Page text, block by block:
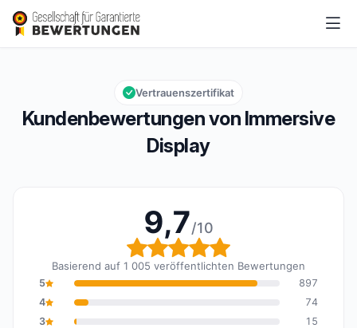
Immersive Display
Gesamtbewertung: 9,7 von 10
9,7/10
Kundenbewertungen von Immersive
Display
Vertrauenszertifikat
9,7/10
Gesamtbewertung: 9,7
Basierend auf 1 005 veröffentlichten Bewertungen
5
897
4
74
3
15